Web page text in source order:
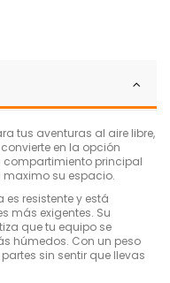
tus aventuras al aire libre,
en la opción
compartimiento principal
maximo su espacio.
es resistente y está
más exigentes. Su
que tu equipo se
húmedos. Con un peso
sin sentir que llevas